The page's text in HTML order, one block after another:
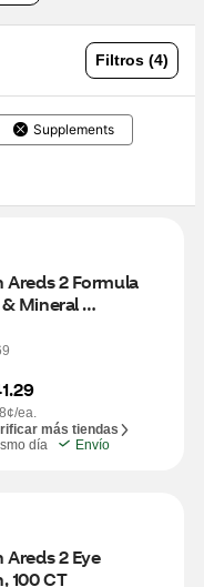
Filtros (4)
Supplements
Areds 2 Formula
Mineral
Gels, 60 CT
ea.
más tiendas
día
Envío
Areds 2 Eye
100 CT